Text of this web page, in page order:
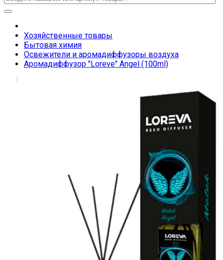
Хозяйственные товары
Бытовая химия
Освежители и аромадиффузоры воздуха
Аромадиффузор "Loreve" Angel (100ml)